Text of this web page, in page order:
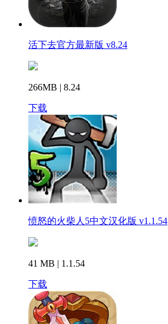
活下去官方最新版 v8.24
266MB | 8.24
下载
愤怒的火柴人5中文汉化版 v1.1.54
41 MB | 1.1.54
下载